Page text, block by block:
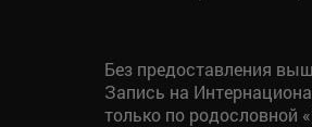
Без предоставления
Запись на
только по родословной